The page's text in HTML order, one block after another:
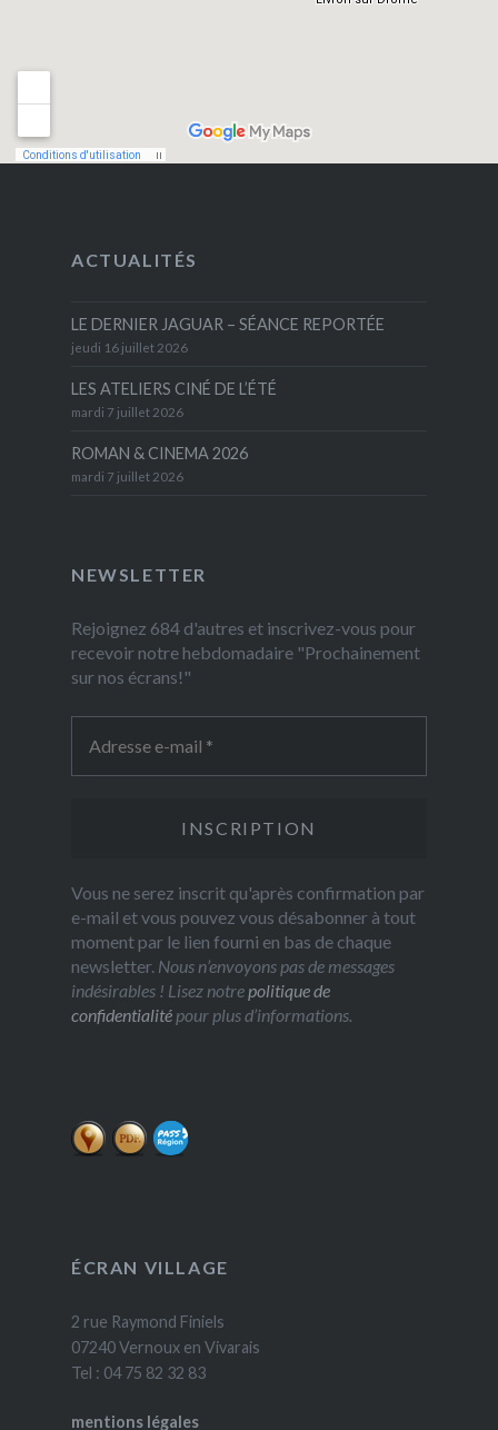
ACTUALITÉS
LE DERNIER JAGUAR – SÉANCE REPORTÉE
jeudi 16 juillet 2026
LES ATELIERS CINÉ DE L’ÉTÉ
mardi 7 juillet 2026
ROMAN & CINEMA 2026
mardi 7 juillet 2026
NEWSLETTER
Rejoignez 684 d'autres et inscrivez-vous pour
recevoir notre hebdomadaire "Prochainement
sur nos écrans!"
Vous ne serez inscrit qu'après confirmation par
e-mail et vous pouvez vous désabonner à tout
moment par le lien fourni en bas de chaque
newsletter. Nous n’envoyons pas de messages
indésirables ! Lisez notrepolitique de
confidentialitépour plus d’informations.
ÉCRAN VILLAGE
2 rue Raymond Finiels
07240 Vernoux en Vivarais
Tel : 04 75 82 32 83
mentions légales